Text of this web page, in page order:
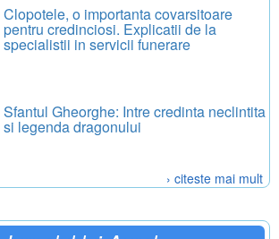
Clopotele, o importanta covarsitoare
pentru credinciosi. Explicatii de la
specialistii in servicii funerare
Sfantul Gheorghe: Intre credinta neclintita
si legenda dragonului
› citeste mai mult